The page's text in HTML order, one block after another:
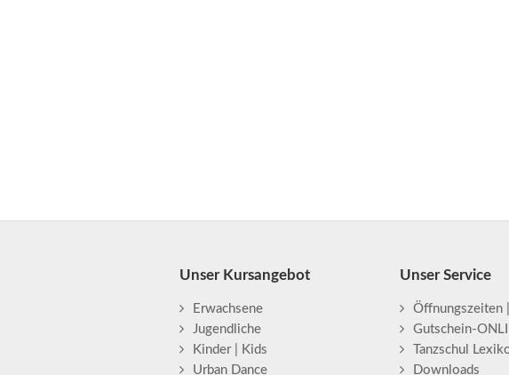
Unser Kursangebot
Erwachsene
Jugendliche
Kinder | Kids
Urban Dance
Unser Service
Öffnungszeiten
Gutschein-
Tanzschul
Downloads